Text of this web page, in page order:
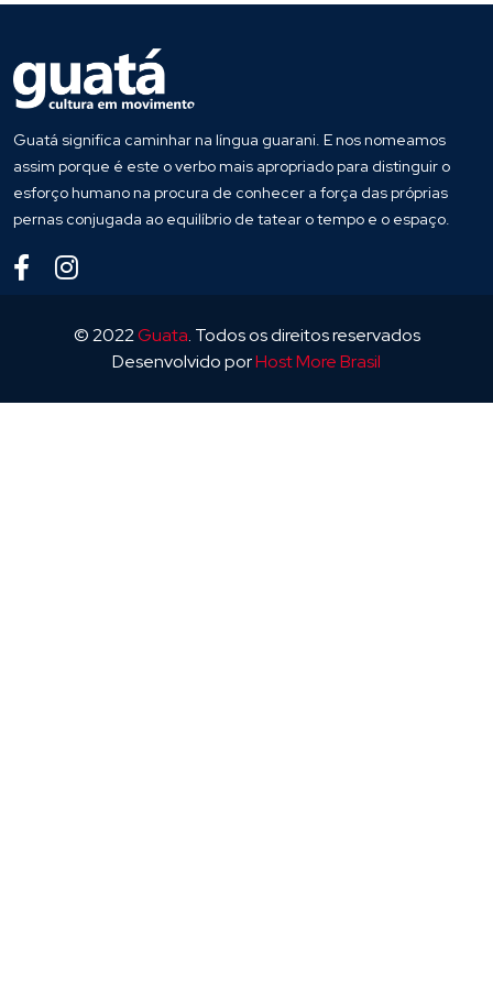
Guatá significa caminhar na língua guarani. E nos nomeamos
assim porque é este o verbo mais apropriado para distinguir o
esforço humano na procura de conhecer a força das próprias
pernas conjugada ao equilíbrio de tatear o tempo e o espaço.
© 2022Guata. Todos os direitos reservados
Desenvolvido porHost More Brasil